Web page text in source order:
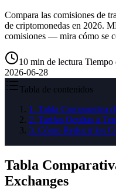
Compara las comisiones de
de criptomonedas en 2026.
comisiones — mira cómo se
10 min de lectura Tiempo
2026-06-28
Tabla de contenidos
1 . Tabla Comparativa
2. Tarifas Ocultas a
3. Cómo Reducir los
Tabla
Exchanges